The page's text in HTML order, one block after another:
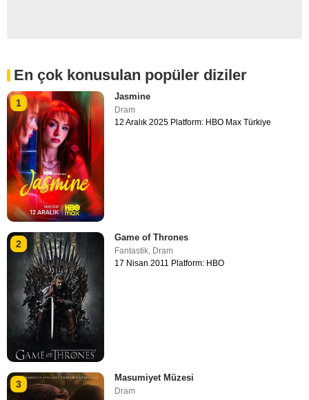
En çok konusulan popüler diziler
1
Jasmine
Dram
12 Aralık 2025 Platform: HBO Max Türkiye
2
Game of Thrones
Fantastik Dram
17 Nisan 2011 Platform: HBO
3
Masumiyet Müzesi
Dram